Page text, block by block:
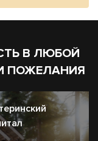
В ЛЮБОЙ
ПОЖЕЛАНИЯ